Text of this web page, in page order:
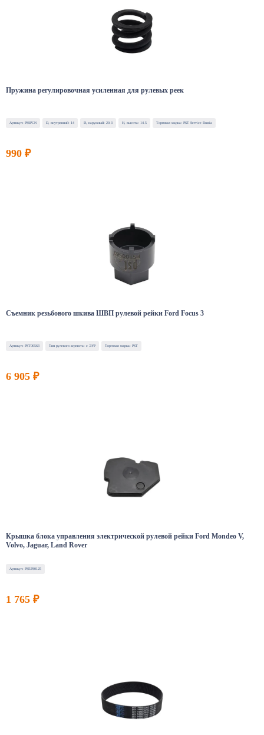
Пружина регулировочная усиленная для рулевых реек
Артикул: PSSPCN D, внутренний: 14 D, наружный: 20.3 H, высота: 14.5 Торговая марка: PST Service Russia
990 ₽
Съемник резьбового шкива ШВП рулевой рейки Ford Focus 3
Артикул: PST00563 Тип рулевого агрегата: с ЭУР Торговая марка: PST
6 905 ₽
Крышка блока управления электрической рулевой рейки Ford Mondeo V,
Volvo, Jaguar, Land Rover
Артикул: PSEPS0125
1 765 ₽